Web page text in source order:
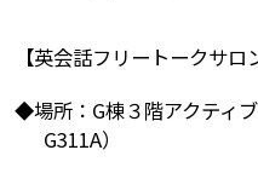
【英会話フリートークサロ
◆場所：G棟３階アクティ
G311A）